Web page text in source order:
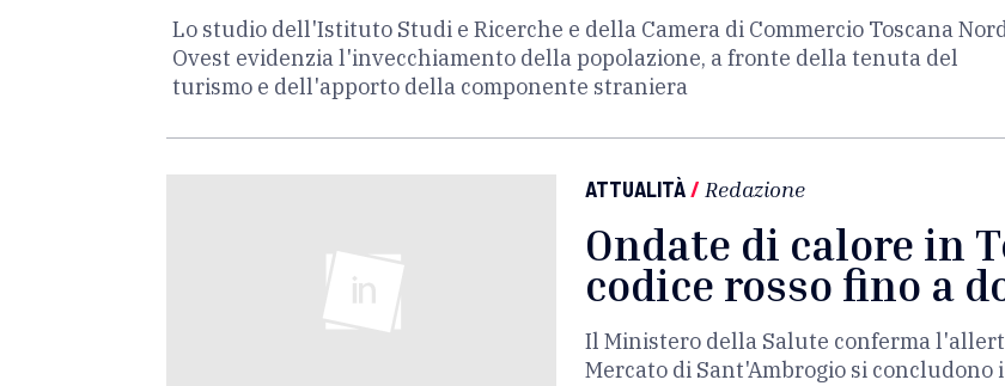
Lo studio dell'Istituto Studi e Ricerche e della Camera di Commercio Toscana
Ovest evidenzia l'invecchiamento della popolazione, a fronte della tenuta del
turismo e dell'apporto della componente straniera
ATTUALITÀ/ Redazione
Ondate di calore in
codice rosso fino a
Il Ministero della Salute conferma
Mercato di Sant'Ambrogio si